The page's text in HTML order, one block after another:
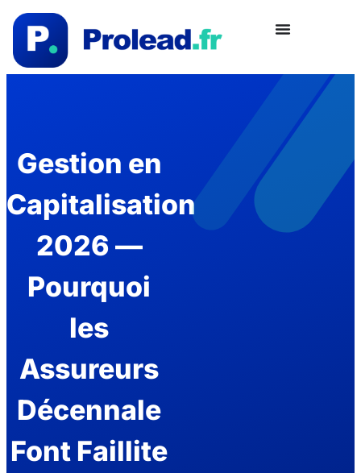
Gestion en
Capitalisation
2026 —
Pourquoi
les
Assureurs
Décennale
Font Faillite